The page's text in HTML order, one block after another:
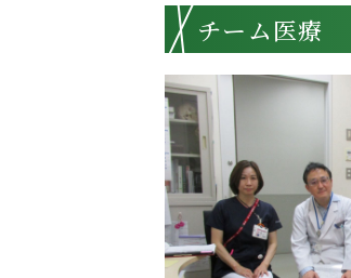
チーム医療